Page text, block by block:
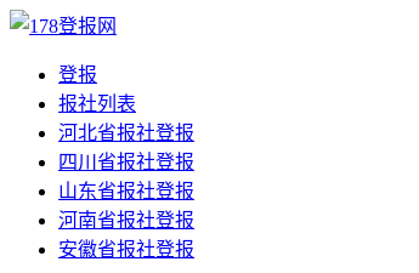
登报
报社列表
河北省报社登报
四川省报社登报
山东省报社登报
河南省报社登报
安徽省报社登报